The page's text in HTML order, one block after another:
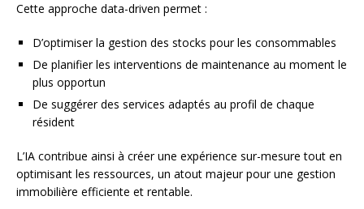
Cette approche data-driven permet :
D’optimiser la gestion des stocks pour les consommables
De planifier les interventions de maintenance au moment le
plus opportun
De suggérer des services adaptés au profil de chaque
résident
L’IA contribue ainsi à créer une expérience sur-mesure tout en
optimisant les ressources, un atout majeur pour une gestion
immobilière efficiente et rentable.